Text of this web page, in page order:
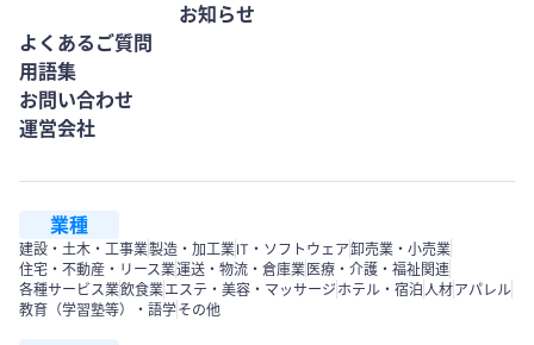
お知らせ
よくあるご質問
用語集
お問い合わせ
運営会社
業種
建設・土木・工事業製造・加工業IT・ソフトウェア卸売業・小売業
住宅・不動産・リース業運送・物流・倉庫業 医療・介護・福祉関連
各種サービス業飲食業エステ・美容・マッサージ ホテル・宿泊 人材アパレル
教育（学習塾等）・語学その他